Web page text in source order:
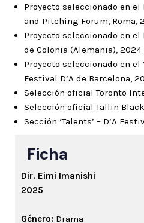
Proyecto seleccionado en
and Pitching Forum, Roma,
Proyecto seleccionado en
de Colonia (Alemania), 2024
Proyecto seleccionado en el
Festival D’A de Barcelona,
Selección oficial Toronto
Selección oficial Tallin
Sección ‘Talents’ – D’A
Ficha
Dir. Eimi Imanishi
2025
Género: Drama